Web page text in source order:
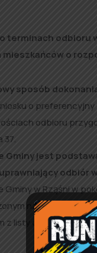
terminach odbioru
mieszkańców o
sposób
o
odbioru
37.
Gminy jest
odbiór
w Rząśni w
na blankiecie
z listy oczekujących